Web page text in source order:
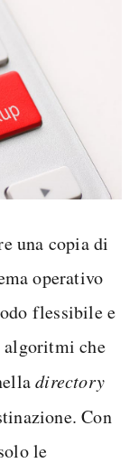
una copia di
operativo
flessibile e
che
directory
Con
le